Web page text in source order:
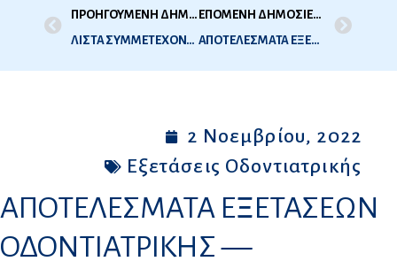
ΠΡΟΗΓΟΥΜΕΝΗ ΔΗΜΟΣΙΕΥΣΗ
ΛΙΣΤΑ ΣΥΜΜΕΤΕΧΟΝΤΩΝ ΣΤΙΣ ΕΞΕΤΑΣΕΙΣ ΟΔΟΝΤΙΑΤΡΙΚΗΣ ΠΕΡΙΟΔΟΥ ΝΟΕΜΒΡΙΟΥ 2022 (2Η ΕΞ ΠΕΡΙΟΔΟΣ 2022)
ΕΠΟΜΕΝΗ ΔΗΜΟΣΙΕΥΣΗ
AΠΟΤΕΛΕΣΜΑΤΑ ΕΞΕΤΑΣΕΩΝ ΟΔΟΝΤΙΑΤΡΙΚΗΣ — ΝΟΕΜΒΡΙΟΣ 2022 (2Η ΕΞΕΤΑΣΤΙΚΗ ΠΕΡΙΟΔΟΣ) ΣΤΟΜΑΤΟΛΟΓΙΑ – ΑΚΙΝΗΤΗ ΠΡΟΣΘΕΤΙΚΗ – ΠΕΡΙΟΔΟΝΤΟΛΟΓΙΑ
2 Νοεμβρίου, 2022
Εξετάσεις Οδοντιατρικής
AΠΟΤΕΛΕΣΜΑΤΑ ΕΞΕΤΑΣΕΩΝ
ΟΔΟΝΤΙΑΤΡΙΚΗΣ —